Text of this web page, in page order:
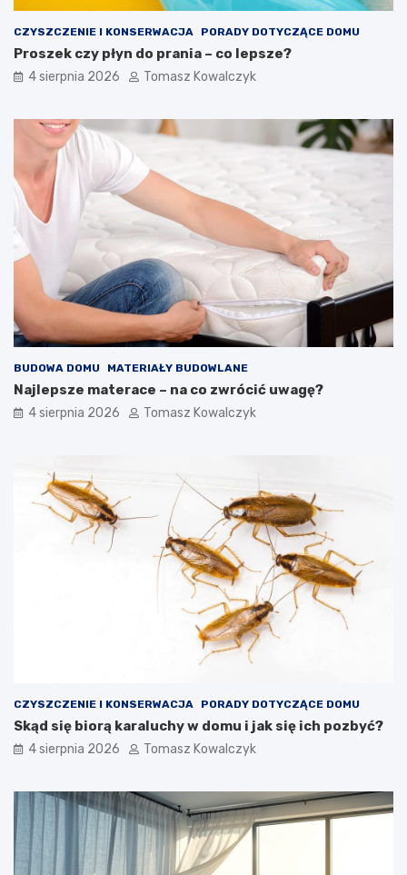
CZYSZCZENIE I KONSERWACJA PORADY DOTYCZĄCE DOMU
Proszek czy płyn do prania – co lepsze?
4 sierpnia 2026 Tomasz Kowalczyk
BUDOWA DOMU MATERIAŁY BUDOWLANE
Najlepsze materace – na co zwrócić uwagę?
4 sierpnia 2026 Tomasz Kowalczyk
CZYSZCZENIE I KONSERWACJA PORADY DOTYCZĄCE DOMU
Skąd się biorą karaluchy w domu i jak się ich pozbyć?
4 sierpnia 2026 Tomasz Kowalczyk